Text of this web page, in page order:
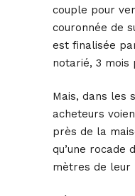
couple pour
couronnée de
est finalisée
notarié, 3 mois
Mais, dans les
acheteurs
près de la
qu’une rocade
mètres de leur